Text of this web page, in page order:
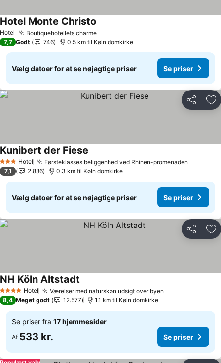
Hotel Boutiquehotellets charme
Hotel Monte Christo
7,7 Godt 746 0.5 km til Køln domkirke
Vælg datoer for at se nøjagtige priser Se priser
Del
3 StjernerHotel Førsteklasses beliggenhed ved Rhinen-promenaden
Kunibert der Fiese
7,1 2.886 0.3 km til Køln domkirke
Vælg datoer for at se nøjagtige priser Se priser
Del
4 StjernerHotel Værelser med naturskøn udsigt over byen
NH Köln Altstadt
8,4 Meget godt 12.577 1.1 km til Køln domkirke
Se priser fra 17 hjemmesider
Af 533 kr. Se priser